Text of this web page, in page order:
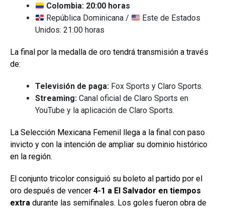
Colombia: 20:00 horas
República Dominicana /
Este de Estados
Unidos: 21:00 horas
La final por la medalla de oro tendrá transmisión a través
de:
Televisión de paga: Fox Sports y Claro Sports.
Streaming: Canal oficial de Claro Sports en
YouTube y la aplicación de Claro Sports.
La Selección Mexicana Femenil llega a la final con paso
invicto y con la intención de ampliar su dominio histórico
en la región.
El conjunto tricolor consiguió su boleto al partido por el
oro después de vencer 4-1 a El Salvador en tiempos
extra durante las semifinales. Los goles fueron obra de